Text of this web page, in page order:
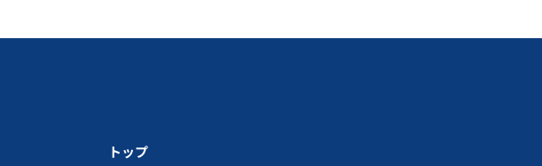
トップ